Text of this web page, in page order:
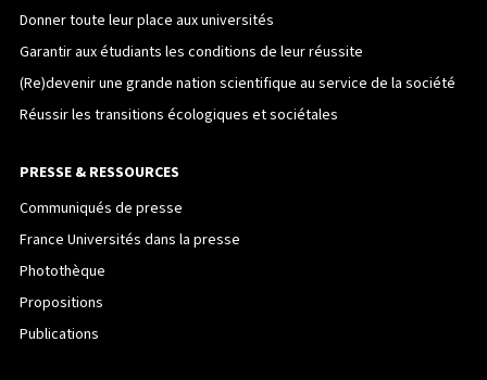
Donner toute leur place aux universités
Garantir aux étudiants les conditions de leur réussite
(Re)devenir une grande nation scientifique au service de la société
Réussir les transitions écologiques et sociétales
PRESSE & RESSOURCES
Communiqués de presse
France Universités dans la presse
Photothèque
Propositions
Publications